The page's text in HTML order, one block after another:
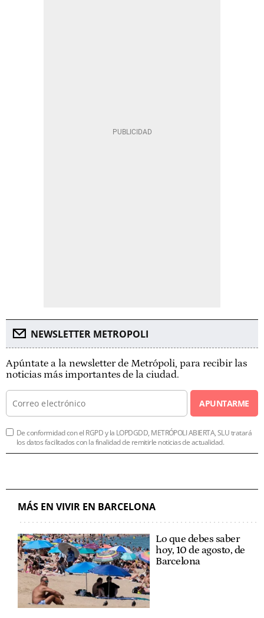
NEWSLETTER METROPOLI
Apúntate a la newsletter de Metrópoli, para recibir las
noticias más importantes de la ciudad.
APUNTARME
De conformidad con el RGPD y la LOPDGDD, METRÓPOLI ABIERTA, SLU tratará
los datos facilitados con la finalidad de remitirle noticias de actualidad.
MÁS EN VIVIR EN BARCELONA
Lo que debes saber
hoy, 10 de agosto, de
Barcelona